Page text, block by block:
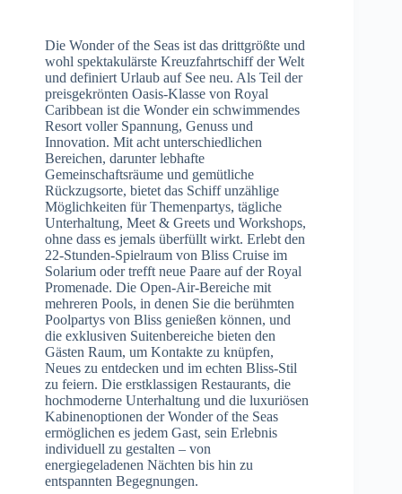
Die Wonder of the Seas ist das drittgrößte und
wohl spektakulärste Kreuzfahrtschiff der Welt
und definiert Urlaub auf See neu. Als Teil der
preisgekrönten Oasis-Klasse von Royal
Caribbean ist die Wonder ein schwimmendes
Resort voller Spannung, Genuss und
Innovation. Mit acht unterschiedlichen
Bereichen, darunter lebhafte
Gemeinschaftsräume und gemütliche
Rückzugsorte, bietet das Schiff unzählige
Möglichkeiten für Themenpartys, tägliche
Unterhaltung, Meet & Greets und Workshops,
ohne dass es jemals überfüllt wirkt. Erlebt den
22-Stunden-Spielraum von Bliss Cruise im
Solarium oder trefft neue Paare auf der Royal
Promenade. Die Open-Air-Bereiche mit
mehreren Pools, in denen Sie die berühmten
Poolpartys von Bliss genießen können, und
die exklusiven Suitenbereiche bieten den
Gästen Raum, um Kontakte zu knüpfen,
Neues zu entdecken und im echten Bliss-Stil
zu feiern. Die erstklassigen Restaurants, die
hochmoderne Unterhaltung und die luxuriösen
Kabinenoptionen der Wonder of the Seas
ermöglichen es jedem Gast, sein Erlebnis
individuell zu gestalten – von
energiegeladenen Nächten bis hin zu
entspannten Begegnungen.